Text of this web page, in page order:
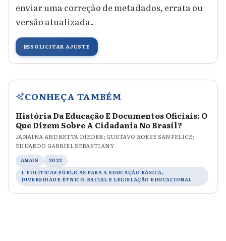
enviar uma correção de metadados, errata ou
versão atualizada.
✉️SOLICITAR AJUSTE
CONHEÇA TAMBÉM
História Da Educação E Documentos Oficiais: O
Que Dizem Sobre A Cidadania No Brasil?
JANAINA ANDRETTA DIEDER; GUSTAVO ROESE SANFELICE;
EDUARDO GABRIEL SEBASTIANY
ANAIS
2022
1. POLÍTICAS PÚBLICAS PARA A EDUCAÇÃO BÁSICA,
DIVERSIDADE ÉTNICO-RACIAL E LEGISLAÇÃO EDUCACIONAL